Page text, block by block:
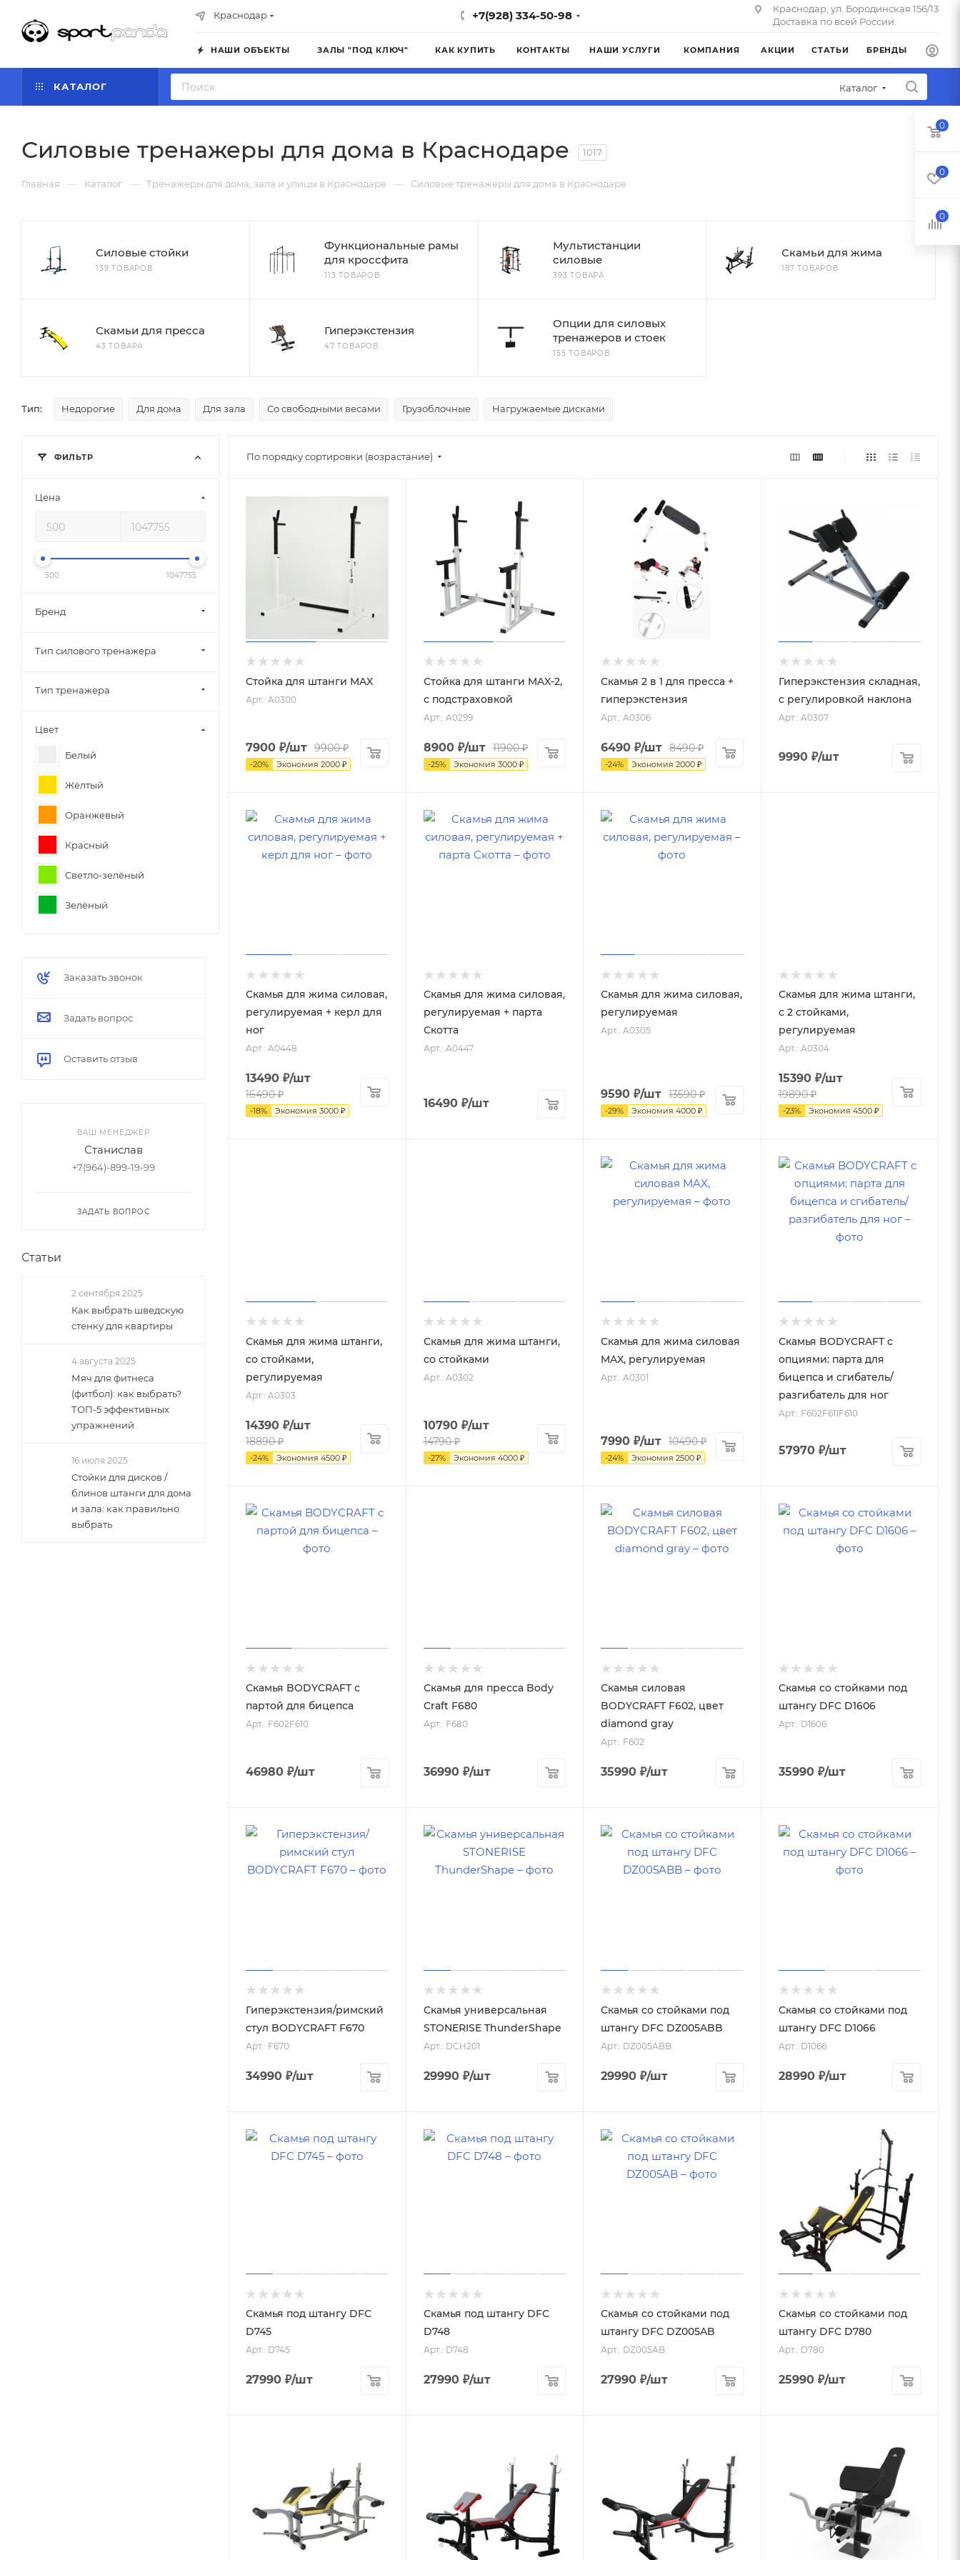
Краснодар +7(928) 334-50-98
Краснодар, ул. Бородинская 156/13
Доставка по всей России.
НАШИ ОБЪЕКТЫ ЗАЛЫ "ПОД КЛЮЧ" КАК КУПИТЬ КОНТАКТЫ НАШИ УСЛУГИ КОМПАНИЯ АКЦИИ СТАТЬИ БРЕНДЫ
КАТАЛОГ Каталог
Силовые тренажеры для дома в Краснодаре 1017
Главная — Каталог — Тренажеры для дома, зала и улицы в Краснодаре — Силовые тренажеры для дома в Краснодаре
Силовые стойки
139 ТОВАРОВ
Функциональные рамы
для кроссфита
113 ТОВАРОВ
Мультистанции
силовые
393 ТОВАРА
Скамьи для жима
187 ТОВАРОВ
Скамьи для пресса
43 ТОВАРА
Гиперэкстензия
47 ТОВАРОВ
Опции для силовых
тренажеров и стоек
155 ТОВАРОВ
Тип: Недорогие Для дома Для зала Со свободными весами Грузоблочные Нагружаемые дисками
По порядку сортировки (возрастание)
Стойка для штанги MAX
Арт.: A0300
7900 ₽/шт 9900₽
-20% Экономия 2000 ₽
Стойка для штанги MAX-2,
с подстраховкой
Арт.: A0299
8900₽/шт 11900₽
-25% Экономия 3000₽
Скамья 2 в 1 для пресса +
гиперэкстензия
Арт.: A0306
6490 ₽/шт 8490₽
-24% Экономия 2000 ₽
Гиперэкстензия складная,
с регулировкой наклона
Арт.: A0307
9990₽/шт
Скамья для жима силовая,
регулируемая + керл для
ног
Арт.: A0448
13490 ₽/шт
16490₽
-18% Экономия 3000 ₽
Скамья для жима силовая,
регулируемая + парта
Скотта
Арт.: A0447
16490₽/шт
Скамья для жима силовая,
регулируемая
Арт.: A0305
9590 ₽/шт 13590₽
-29% Экономия 4000 ₽
Скамья для жима штанги,
с 2 стойками,
регулируемая
Арт.: A0304
15390₽/шт
19890₽
-23% Экономия 4500₽
Скамья для жима штанги,
со стойками,
регулируемая
Арт.: A0303
14390 ₽/шт
18890₽
-24% Экономия 4500 ₽
Скамья для жима штанги,
со стойками
Арт.: A0302
10790₽/шт
14790₽
-27% Экономия 4000₽
Скамья для жима силовая
MAX, регулируемая
Арт.: A0301
7990 ₽/шт 10490₽
-24% Экономия 2500 ₽
Скамья BODYCRAFT с
опциями: парта для
бицепса и сгибатель/
разгибатель для ног
Арт.: F602F611F610
57970₽/шт
Скамья BODYCRAFT с
партой для бицепса
Арт.: F602F610
46980 ₽/шт
Скамья для пресса Body
Craft F680
Арт.: F680
36990₽/шт
Скамья силовая
BODYCRAFT F602, цвет
diamond gray
Арт.: F602
35990 ₽/шт
Скамья со стойками под
штангу DFC D1606
Арт.: D1606
35990₽/шт
Гиперэкстензия/римский
стул BODYCRAFT F670
Арт.: F670
34990 ₽/шт
Скамья универсальная
STONERISE ThunderShape
Арт.: DCH201
29990₽/шт
Скамья со стойками под
штангу DFC DZ005ABB
Арт.: DZ005ABB
29990 ₽/шт
Скамья со стойками под
штангу DFC D1066
Арт.: D1066
28990₽/шт
Скамья под штангу DFC
D745
Арт.: D745
27990 ₽/шт
Скамья под штангу DFC
D748
Арт.: D748
27990₽/шт
Скамья со стойками под
штангу DFC DZ005AB
Арт.: DZ005AB
27990 ₽/шт
Скамья со стойками под
штангу DFC D780
Арт.: D780
25990₽/шт
ФИЛЬТР
Цена
500 1047755
Бренд
Тип силового тренажера
Тип тренажера
Цвет
Белый
Жёлтый
Оранжевый
Красный
Светло-зелёный
Зелёный
Красный/черный
Черный матовый (порошковая
Черный/красный
Чёрный / оранжевый
Заказать звонок
Задать вопрос
Оставить отзыв
ВАШ МЕНЕДЖЕР
Станислав
+7(964)-899-19-99
ЗАДАТЬ ВОПРОС
Статьи
2 сентября 2025
Как выбрать шведскую
стенку для квартиры
4 августа 2025
Мяч для фитнеса
(фитбол): как выбрать?
ТОП-5 эффективных
упражнений
16 июля 2025
Стойки для дисков /
блинов штанги для дома
и зала: как правильно
выбрать
0
0
0